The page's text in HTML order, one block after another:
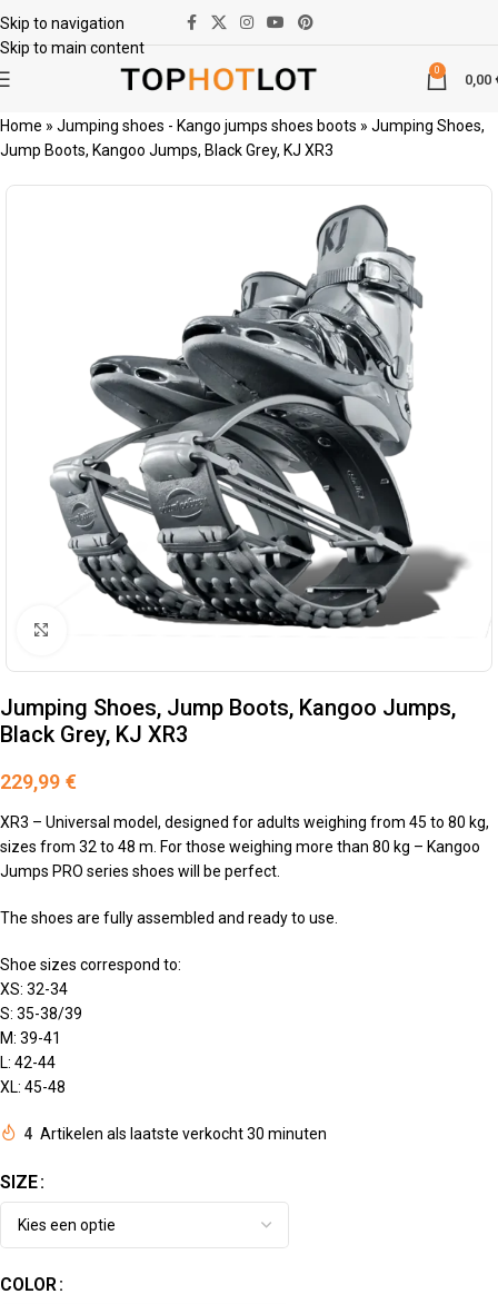
Skip to navigation
Skip to main content
0
0,00
Home » Jumping shoes - Kango jumps shoes boots » Jumping Shoes,
Jump Boots, Kangoo Jumps, Black Grey, KJ XR3
Klik om te vergroten
Jumping Shoes, Jump Boots, Kangoo Jumps,
Black Grey, KJ XR3
229,99 €
XR3 – Universal model, designed for adults weighing from 45 to 80 kg,
sizes from 32 to 48 m. For those weighing more than 80 kg – Kangoo
Jumps PRO series shoes will be perfect.
The shoes are fully assembled and ready to use.
Shoe sizes correspond to:
XS: 32-34
S: 35-38/39
M: 39-41
L: 42-44
XL: 45-48
4 Artikelen als laatste verkocht 30 minuten
SIZE
COLOR